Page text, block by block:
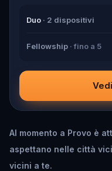
Duo · 2 dispositivi
Fellowship · fino a 5
Al momento a Provo è
aspettano nelle città
vicini a te.